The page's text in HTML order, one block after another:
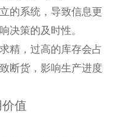
的系统，导致信息更
决策的及时性。
精，过高的库存会占
断货，影响生产进度
值